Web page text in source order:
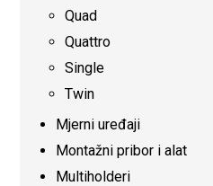
Quad
Quattro
Single
Twin
Mjerni uređaji
Montažni pribor i alat
Multiholderi